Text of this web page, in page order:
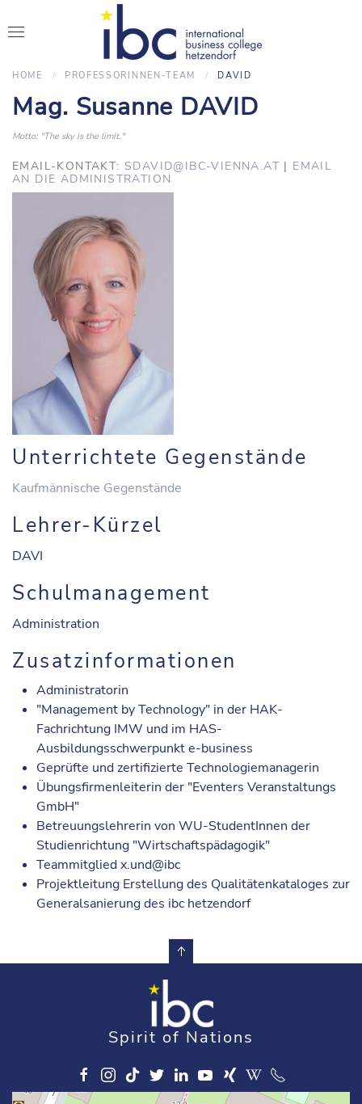
HOME PROFESSORINNEN-TEAM DAVID
Mag. Susanne DAVID
Motto: "The sky is the limit."
EMAIL-KONTAKT: SDAVID@IBC-VIENNA.AT | EMAIL
AN DIE ADMINISTRATION
Unterrichtete Gegenstände
Kaufmännische Gegenstände
Lehrer-Kürzel
DAVI
Schulmanagement
Administration
Zusatzinformationen
Administratorin
"Management by Technology" in der HAK-
Fachrichtung IMW und im HAS-
Ausbildungsschwerpunkt e-business
Geprüfte und zertifizierte Technologiemanagerin
Übungsfirmenleiterin der "Eventers Veranstaltungs
GmbH"
Betreuungslehrerin von WU-StudentInnen der
Studienrichtung "Wirtschaftspädagogik"
Teammitglied x.und@ibc
Projektleitung Erstellung des Qualitätenkataloges zur
Generalsanierung des ibc hetzendorf
Spirit of Nations